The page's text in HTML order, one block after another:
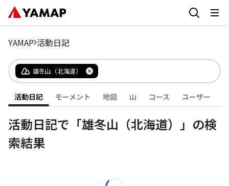
YAMAP 活動日記
雄冬山（北海道）
活動日記 モーメント 地図 山 コース ユーザー
活動日記で「雄冬山（北海道）」の検
索結果